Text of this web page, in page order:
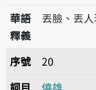
華語
釋義
丟臉、丟人
序號20僥雄
序號
20